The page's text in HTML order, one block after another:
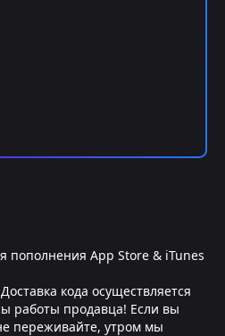
пополнения App Store & iTunes
кода осуществляется
работы продавца! Если вы
переживайте, утром мы